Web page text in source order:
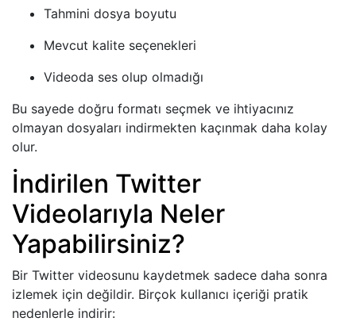
Tahmini dosya boyutu
Mevcut kalite seçenekleri
Videoda ses olup olmadığı
Bu sayede doğru formatı seçmek ve ihtiyacınız
olmayan dosyaları indirmekten kaçınmak daha kolay
olur.
İndirilen Twitter
Videolarıyla Neler
Yapabilirsiniz?
Bir Twitter videosunu kaydetmek sadece daha sonra
izlemek için değildir. Birçok kullanıcı içeriği pratik
nedenlerle indirir: